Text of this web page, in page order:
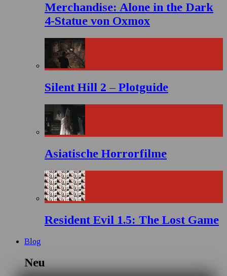
Merchandise: Alone in the Dark
4-Statue von Oxmox
Silent Hill 2 – Plotguide
Asiatische Horrorfilme
Resident Evil 1.5: The Lost Game
Blog
Neu